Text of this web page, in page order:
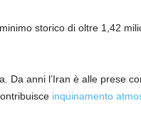
storico di oltre 1,42
Da anni l’Iran è alle prese
inquinamento